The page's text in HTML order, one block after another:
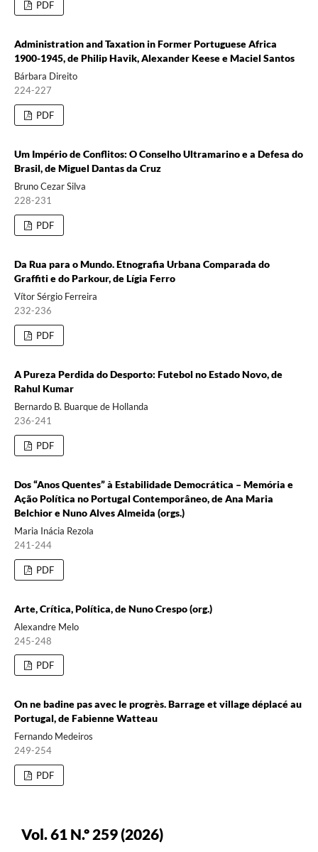
PDF
Administration and Taxation in Former Portuguese Africa
1900-1945, de Philip Havik, Alexander Keese e Maciel Santos
Bárbara Direito
224-227
PDF
Um Império de Conflitos: O Conselho Ultramarino e a Defesa do
Brasil, de Miguel Dantas da Cruz
Bruno Cezar Silva
228-231
PDF
Da Rua para o Mundo. Etnografia Urbana Comparada do
Graffiti e do Parkour, de Lígia Ferro
Vítor Sérgio Ferreira
232-236
PDF
A Pureza Perdida do Desporto: Futebol no Estado Novo, de
Rahul Kumar
Bernardo B. Buarque de Hollanda
236-241
PDF
Dos “Anos Quentes” à Estabilidade Democrática – Memória e
Ação Política no Portugal Contemporâneo, de Ana Maria
Belchior e Nuno Alves Almeida (orgs.)
Maria Inácia Rezola
241-244
PDF
Arte, Crítica, Política, de Nuno Crespo (org.)
Alexandre Melo
245-248
PDF
On ne badine pas avec le progrès. Barrage et village déplacé au
Portugal, de Fabienne Watteau
Fernando Medeiros
249-254
PDF
Vol. 61 N.º 259 (2026)